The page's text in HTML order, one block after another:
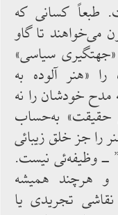
طبعاً کسانی‌ که
‌می‌خواهند تا گاو
«جهتگیری سیاسی»
«هنر آلوده ‌به
مدح‌ خودشان را نه
حقیقت» به‌حساب‌
را جز خلق زیبائی
ــ وظیفه‌ئی نیست.
و هرچند همیشه
نقاشی تجریدی یا